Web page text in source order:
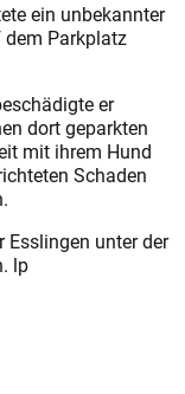
ein unbekannter
Parkplatz
er
dort geparkten
mit ihrem Hund
Schaden
unter der
lp